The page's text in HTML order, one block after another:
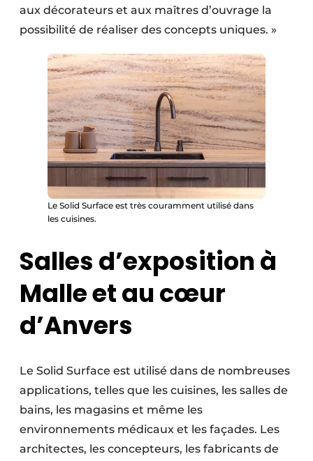
aux décorateurs et aux maîtres d’ouvrage la
possibilité de réaliser des concepts uniques. »
Le Solid Surface est très couramment utilisé dans
les cuisines.
Salles d’exposition à
Malle et au cœur
d’Anvers
Le Solid Surface est utilisé dans de nombreuses
applications, telles que les cuisines, les salles de
bains, les magasins et même les
environnements médicaux et les façades. Les
architectes, les concepteurs, les fabricants de